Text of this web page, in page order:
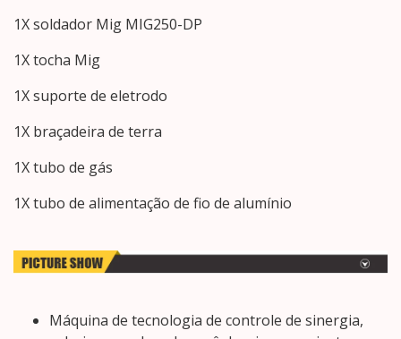
1X soldador Mig MIG250-DP
1X tocha Mig
1X suporte de eletrodo
1X braçadeira de terra
1X tubo de gás
1X tubo de alimentação de fio de alumínio
Máquina de tecnologia de controle de sinergia,